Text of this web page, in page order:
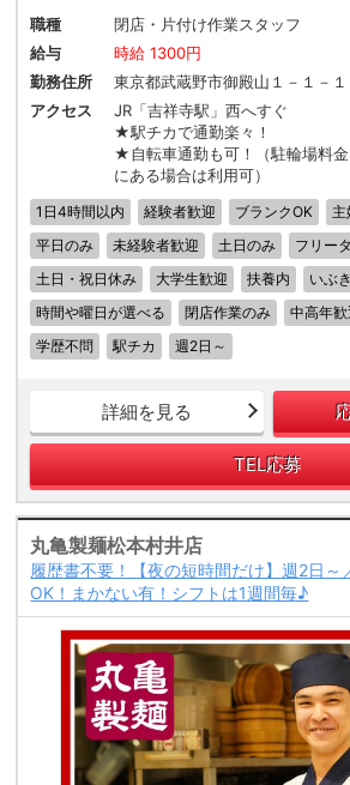
職種
閉店・片付け作業スタッフ
給与
時給 1300円
勤務住所
東京都武蔵野市御殿山１－１－１
アクセス
JR「吉祥寺駅」西へすぐ
★駅チカで通勤楽々！
★自転車通勤も可！（駐輪場料
にある場合は利用可）
1日4時間以内 経験者歓迎 ブランクOK
平日のみ
未経験者歓迎 土日のみ
フリー
土日・祝日休み
大学生歓迎 扶養内
いぶ
時間や曜日が選べる
閉店作業のみ 中高年歓
学歴不問
駅チカ 週2日～
詳細を見る
TEL応募
丸亀製麺松本村井店
履歴書不要！【夜の短時間だけ】週2日
OK！まかない有！シフトは1週間毎♪